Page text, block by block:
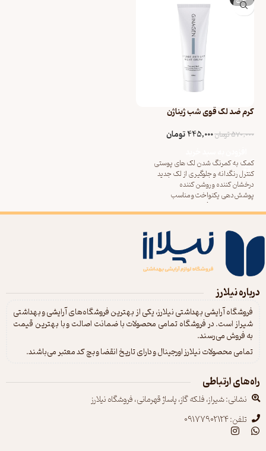
کرم ضد لک قوی شب ژیناژن
570,000تومان445,000تومان
کمک به کمرنگ شدن لک های پوستی
کنترل رنگدانه و جلوگیری از لک جدید
درخشان کننده و روشن کننده
پوشش‌دهی یکنواخت و مناسب
ایجاد پوستی شفاف و زیبا
لایه بردار و حذف سلول های مرده پوست
آبرسانی و جلوگیری از خشکی پوست
مناسب انواع پوست
درباره نیلارز
فروشگاه آرایشی بهداشتی نیلارز، یکی از بهترین فروشگاه‌های آرایشی و بهداشتی
شیراز است. در فروشگاه تمامی محصولات با ضمانت اصالت و با بهترین قیمت
به فروش می‌رسند.
تمامی محصولات نیلارز اورجینال و دارای تاریخ انقضا و بچ کد معتبر می‌باشند.
راه‌های ارتباطی
نشانی: شیراز، فلکه گاز، پاساژ قهرمانی، فروشگاه نیلارز
تلفن: 09177902124